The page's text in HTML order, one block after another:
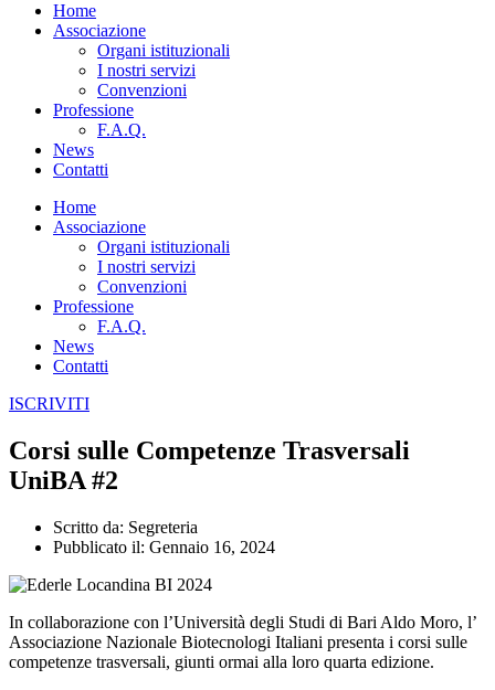
Home
Associazione
Organi istituzionali
I nostri servizi
Convenzioni
Professione
F.A.Q.
News
Contatti
Home
Associazione
Organi istituzionali
I nostri servizi
Convenzioni
Professione
F.A.Q.
News
Contatti
ISCRIVITI
Corsi sulle Competenze Trasversali
UniBA #2
Scritto da: Segreteria
Pubblicato il: Gennaio 16, 2024
In collaborazione con l’Università degli Studi di Bari Aldo Moro, l’
Associazione Nazionale Biotecnologi Italiani presenta i corsi sulle
competenze trasversali, giunti ormai alla loro quarta edizione.